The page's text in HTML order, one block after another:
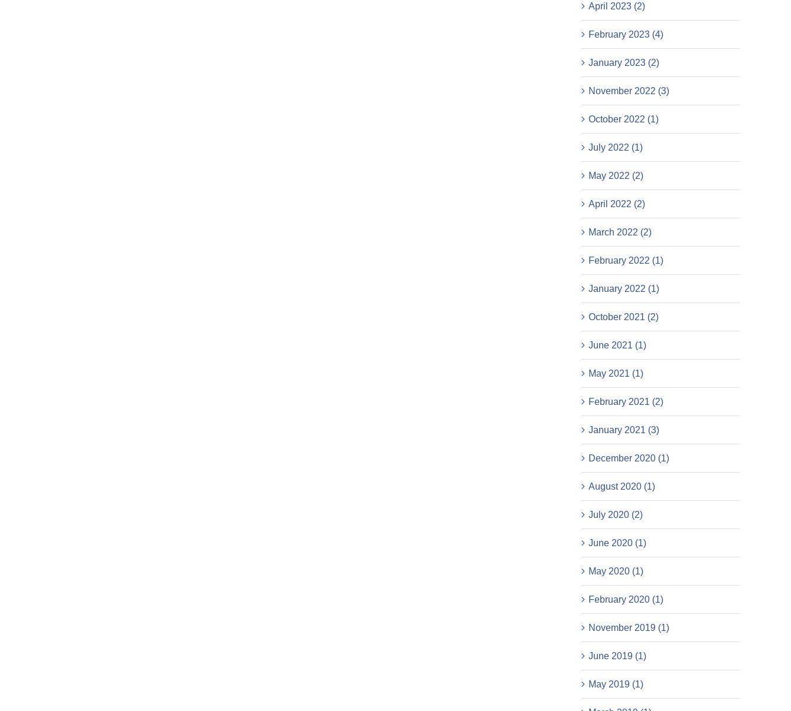
April 2023 (2)
February 2023 (4)
January 2023 (2)
November 2022 (3)
October 2022 (1)
July 2022 (1)
May 2022 (2)
April 2022 (2)
March 2022 (2)
February 2022 (1)
January 2022 (1)
October 2021 (2)
June 2021 (1)
May 2021 (1)
February 2021 (2)
January 2021 (3)
December 2020 (1)
August 2020 (1)
July 2020 (2)
June 2020 (1)
May 2020 (1)
February 2020 (1)
November 2019 (1)
June 2019 (1)
May 2019 (1)